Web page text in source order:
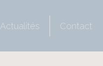
Actualités Contact